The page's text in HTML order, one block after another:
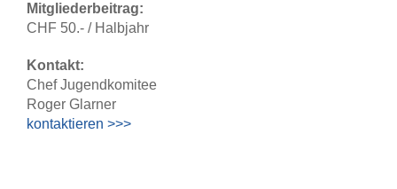
Mitgliederbeitrag:
CHF 50.- / Halbjahr
Kontakt:
Chef Jugendkomitee
Roger Glarner
kontaktieren >>>